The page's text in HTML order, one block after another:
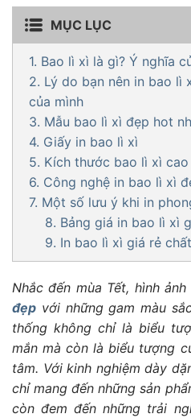
MỤC LỤC
1. Bao lì xì là gì? Ý nghĩa
2. Lý do bạn nên in bao lì
của mình
3. Mẫu bao lì xì đẹp hot
4. Giấy in bao lì xì
5. Kích thước bao lì xì cao
6. Công nghệ in bao lì xì
7. Một số lưu ý khi in
8. Bảng giá in bao lì xì
9. In bao lì xì giá rẻ
Nhắc đến mùa Tết, hình
đẹp với những gam màu
thống không chỉ là biểu
mắn mà còn là biểu tượng
tâm. Với kinh nghiệm dày
chỉ mang đến những sản
còn đem đến những trải